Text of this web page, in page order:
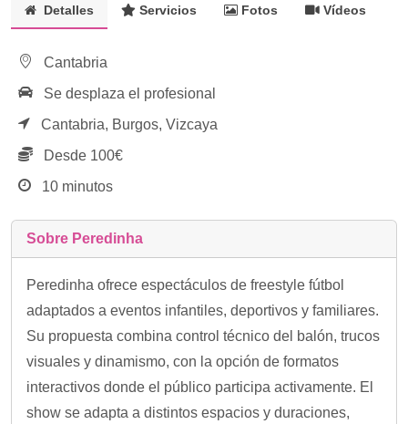
Detalles Servicios Fotos Vídeos
Cantabria
Se desplaza el profesional
Cantabria, Burgos, Vizcaya
Desde 100€
10 minutos
Sobre Peredinha
Peredinha ofrece espectáculos de freestyle fútbol
adaptados a eventos infantiles, deportivos y familiares.
Su propuesta combina control técnico del balón, trucos
visuales y dinamismo, con la opción de formatos
interactivos donde el público participa activamente. El
show se adapta a distintos espacios y duraciones,